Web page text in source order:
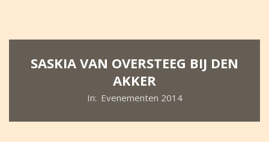
SASKIA VAN OVERSTEEG BIJ DEN
AKKER
In: Evenementen 2014